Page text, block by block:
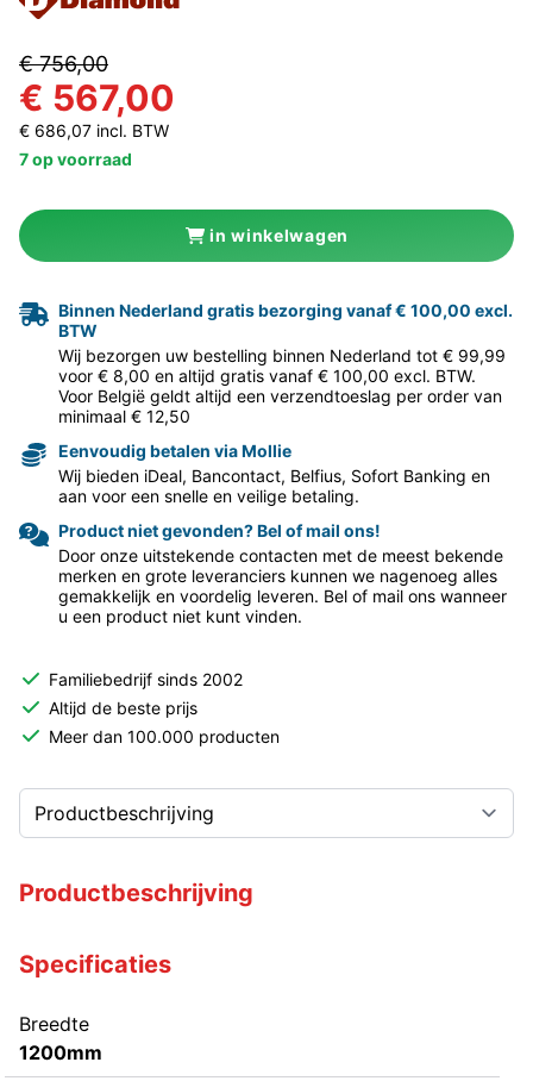
€ 756,00
€ 567,00
€ 686,07 incl. BTW
7 op voorraad
in winkelwagen
Binnen Nederland gratis bezorging vanaf € 100,00 excl.
BTW
Wij bezorgen uw bestelling binnen Nederland tot € 99,99
voor € 8,00 en altijd gratis vanaf € 100,00 excl. BTW.
Voor België geldt altijd een verzendtoeslag per order van
minimaal € 12,50
Eenvoudig betalen via Mollie
Wij bieden iDeal, Bancontact, Belfius, Sofort Banking en
aan voor een snelle en veilige betaling.
Product niet gevonden? Bel of mail ons!
Door onze uitstekende contacten met de meest bekende
merken en grote leveranciers kunnen we nagenoeg alles
gemakkelijk en voordelig leveren. Bel of mail ons wanneer
u een product niet kunt vinden.
Familiebedrijf sinds 2002
Altijd de beste prijs
Meer dan 100.000 producten
Productbeschrijving
Specificaties
Breedte
1200mm